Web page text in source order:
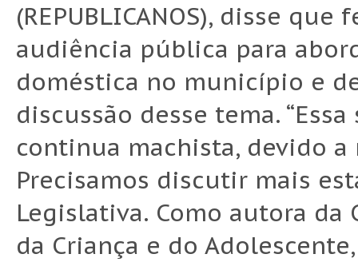
(REPUBLICANOS), disse
audiência pública para
doméstica no município e
discussão desse tema.
continua machista, devido
Precisamos discutir mais
Legislativa. Como autora
da Criança e do